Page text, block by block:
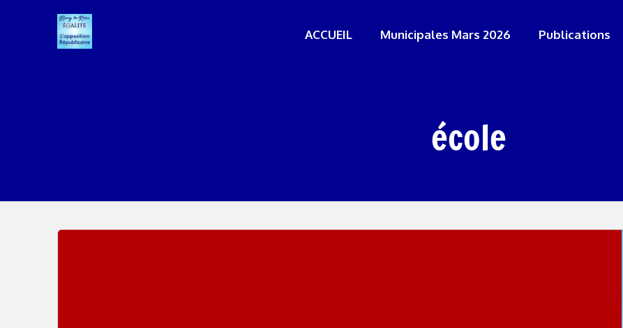
ACCUEIL Municipales Mars 2026 Publications
école